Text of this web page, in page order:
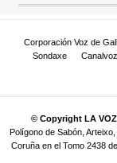
Corporación Voz de
Sondaxe
Canalvoz
© Copyright LA
Polígono de Sabón,
Coruña en el Tomo 2438